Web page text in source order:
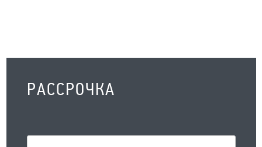
РАССРОЧКА